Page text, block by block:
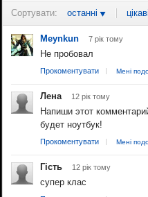
Сортувати: останні цікаві
Meynkun 7 рiк тому
Не пробовал
Прокоментувати Мені
Лена 12 рiк тому
Напиши этот
будет ноутбук!
Прокоментувати Мені
Гість 12 рiк тому
супер клас